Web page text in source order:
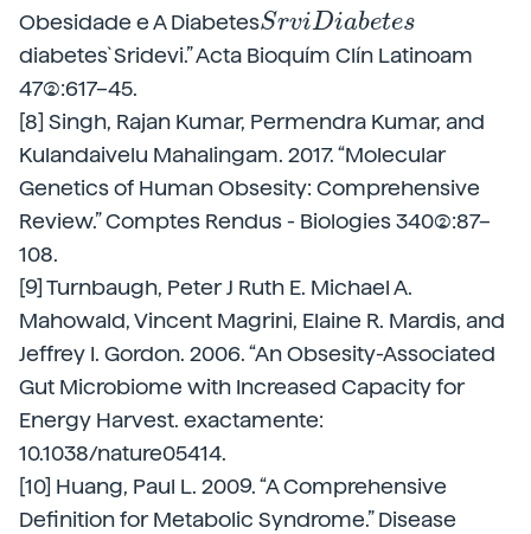
Obesidade e A DiabetesSrviDiabetes
SrviDiabetes
diabetes`Sridevi.” Acta Bioquím Clín Latinoam
47(2):617–45.
[8] Singh, Rajan Kumar, Permendra Kumar, and
Kulandaivelu Mahalingam. 2017. “Molecular
Genetics of Human Obsesity: Comprehensive
Review.” Comptes Rendus - Biologies 340(2):87–
108.
[9] Turnbaugh, Peter J Ruth E. Michael A.
Mahowald, Vincent Magrini, Elaine R. Mardis, and
Jeffrey I. Gordon. 2006. “An Obsesity-Associated
Gut Microbiome with Increased Capacity for
Energy Harvest. exactamente:
10.1038/nature05414.
[10] Huang, Paul L. 2009. “A Comprehensive
Definition for Metabolic Syndrome.” Disease